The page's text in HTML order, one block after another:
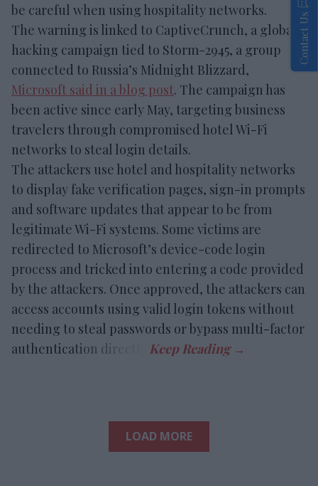
be careful when using hospitality networks.
The warning is linked to CaptiveCrunch, a global
hacking campaign tied to Storm-2945, a group
connected to Russia’s Midnight Blizzard,
Microsoft said in a blog post. The campaign has
been active since early May, targeting business
travelers through compromised hotel Wi-Fi
networks to steal login details.
The attackers use hotel and hospitality networks
to display fake verification pages, sign-in prompts
and software updates that appear to be from
legitimate Wi-Fi systems. Some victims are
redirected to Microsoft’s device-code login
process and tricked into entering a code provided
by the attackers. Once approved, the attackers can
access accounts using valid login tokens without
needing to steal passwords or bypass multi-factor
authentication directly.
LOAD MORE
Contact Us